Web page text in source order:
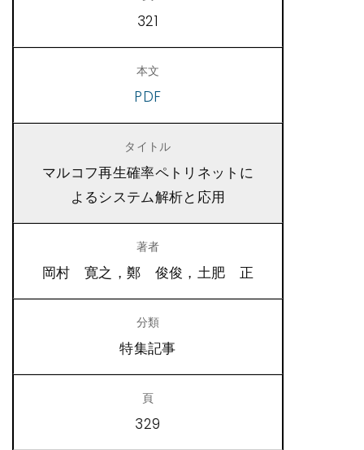
321
PDF
マルコフ再生確率ペトリネットに
よるシステム解析と応用
岡村 寛之，鄭 俊俊，土肥 正
特集記事
329